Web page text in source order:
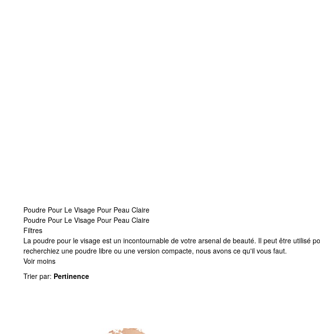
Poudre Pour Le Visage Pour Peau Claire
Poudre Pour Le Visage Pour Peau Claire
Filtres
Poudre Pour Le Visage Pour Peau Claire
La poudre pour le visage est un incontournable de votre arsenal de beauté. Il peut être utilisé
recherchiez une poudre libre ou une version compacte, nous avons ce qu'il vous faut.
Voir moins
Trier par: Pertinence